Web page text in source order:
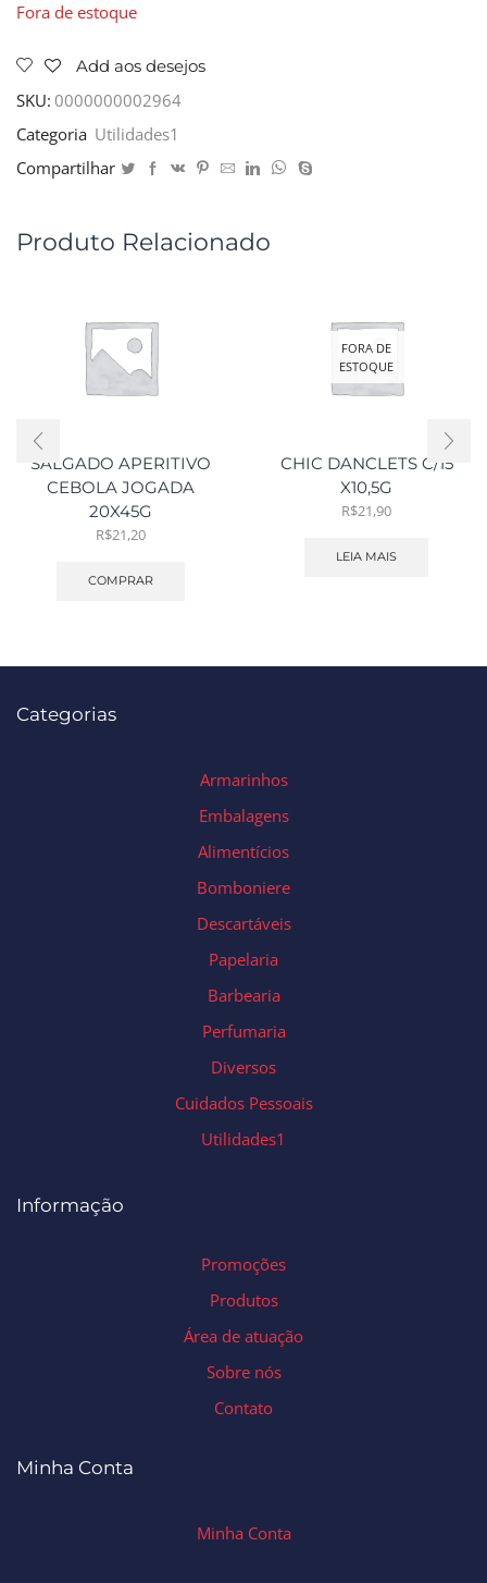
Fora de estoque
Add aos desejos
SKU: 0000000002964
Categoria Utilidades1
Compartilhar
Produto Relacionado
SALGADO APERITIVO
CEBOLA JOGADA
20X45G
R$21,20
COMPRAR
FORA DE
ESTOQUE
CHIC DANCLETS C/15
X10,5G
R$21,90
LEIA MAIS
Categorias
Armarinhos
Embalagens
Alimentícios
Bomboniere
Descartáveis
Papelaria
Barbearia
Perfumaria
Diversos
Cuidados Pessoais
Utilidades1
Informação
Promoções
Produtos
Área de atuação
Sobre nós
Contato
Minha Conta
Minha Conta